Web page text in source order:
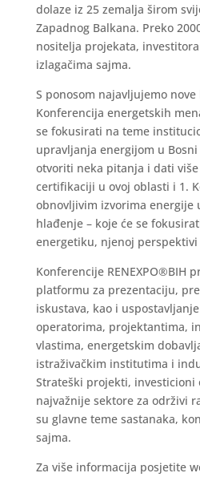
dolaze iz 25 zemalja širom
Zapadnog Balkana. Preko
nositelja projekata,
izlagačima sajma.
S ponosom najavljujemo
Konferencija energetskih
se fokusirati na teme
upravljanja energijom u
otvoriti neka pitanja i dati
certifikaciji u ovoj oblasti i 1.
obnovljivim izvorima energije
hlađenje – koje će se
energetiku, njenoj
Konferencije RENEXPO®BIH
platformu za prezentaciju,
iskustava, kao i
operatorima, projektantima,
vlastima, energetskim
istraživačkim institutima i
Strateški projekti, investicioni
najvažnije sektore za održivi
su glavne teme sastanaka,
sajma.
Za više informacija posjetite